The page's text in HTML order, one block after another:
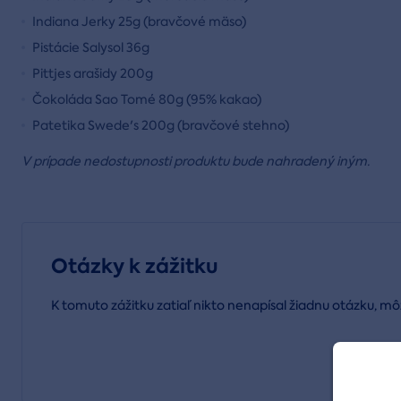
Indiana Jerky 25g (bravčové mäso)
Pistácie Salysol 36g
Pittjes arašidy 200g
Čokoláda Sao Tomé 80g (95% kakao)
Patetika Swede's 200g (bravčové stehno)
V prípade nedostupnosti produktu bude nahradený iným.
Otázky k zážitku
K tomuto zážitku zatiaľ nikto nenapísal žiadnu otázku,